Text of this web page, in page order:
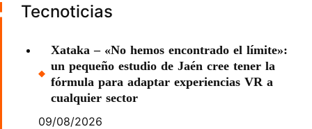
Tecnoticias
Xataka – «No hemos encontrado el límite»:
un pequeño estudio de Jaén cree tener la
fórmula para adaptar experiencias VR a
cualquier sector
09/08/2026